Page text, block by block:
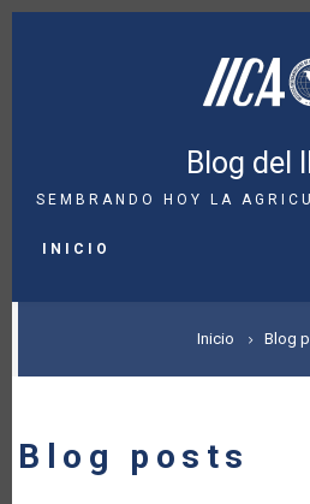
Pasar
Blog del
SEMBRANDO HOY LA
NAVIGATION
INICIO
ENLACES
AYUDA
Inicio Blog
Blog posts